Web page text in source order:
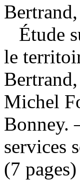
Étude
le
Michel
Bonney.
services
(7